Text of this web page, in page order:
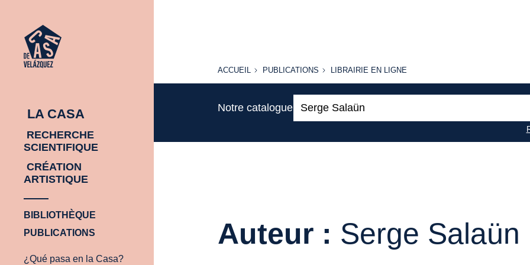
LA CASA
RECHERCHE
SCIENTIFIQUE
CRÉATION
ARTISTIQUE
BIBLIOTHÈQUE
PUBLICATIONS
¿Qué pasa en la Casa?
ACCUEIL
ACCUEIL PUBLICATIONS
PUBLICATIONS
LIBRAIRIE
LIBRAIRIE EN LIGNE
Notre catalogue:
Auteur : Serge Salaün